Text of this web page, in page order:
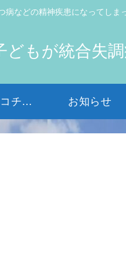
病などの精神疾患になってし
どもが統合失
初めての方はコチラから お知らせ